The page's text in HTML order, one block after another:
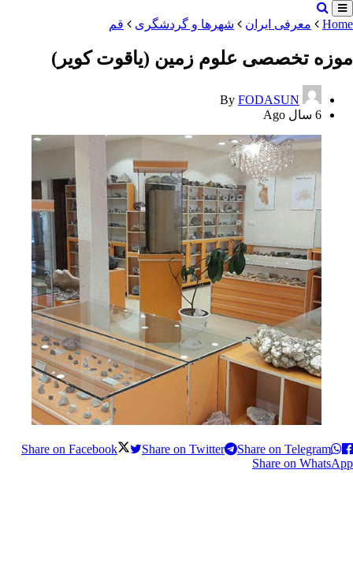
Home معرفی ایران شهرها و گردشگری قم
موزه تخصصی علوم زمین (یاقوت کویر)
By FODASUN
6 سال Ago
Share on Facebook Share on Twitter
Share on Telegram
Share on WhatsApp